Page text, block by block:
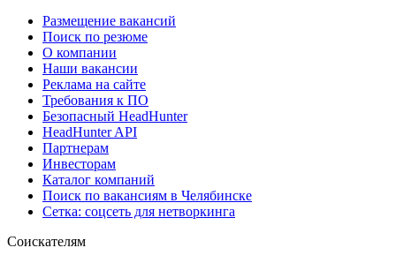
Размещение вакансий
Поиск по резюме
О компании
Наши вакансии
Реклама на сайте
Требования к ПО
Безопасный HeadHunter
HeadHunter API
Партнерам
Инвесторам
Каталог компаний
Поиск по вакансиям в Челябинске
Сетка: соцсеть для нетворкинга
Соискателям